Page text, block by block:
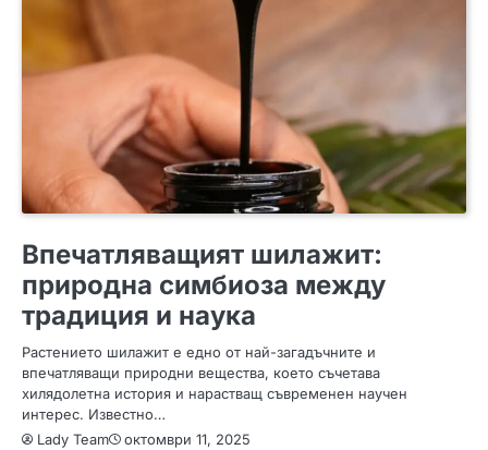
Впечатляващият шилажит:
природна симбиоза между
традиция и наука
Растението шилажит е едно от най-загадъчните и
впечатляващи природни вещества, което съчетава
хилядолетна история и нарастващ съвременен научен
интерес. Известно…
Lady Team
октомври 11, 2025